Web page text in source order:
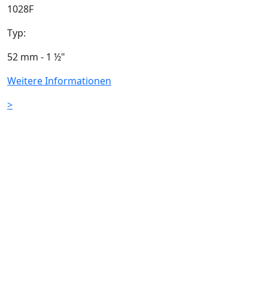
1028F
Typ:
52 mm - 1 ½"
Weitere Informationen
>